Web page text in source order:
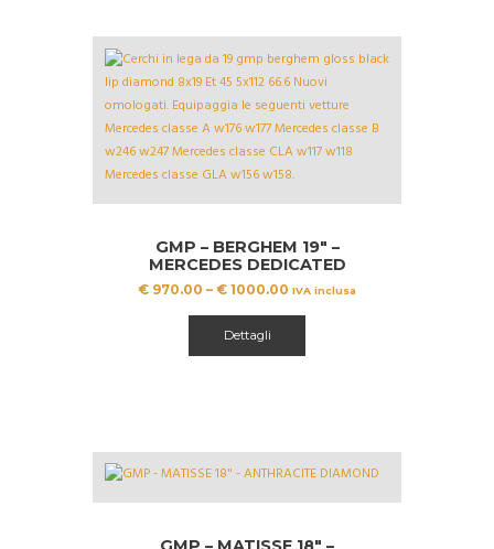
GMP – BERGHEM 19″ –
MERCEDES DEDICATED
€ 970.00 – € 1000.00 IVA inclusa
Dettagli
ha
opzioni
possono
nella